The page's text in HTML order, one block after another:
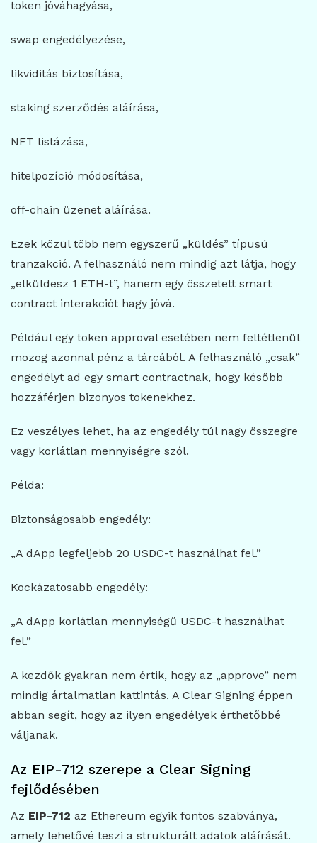
token jóváhagyása,
swap engedélyezése,
likviditás biztosítása,
staking szerződés aláírása,
NFT listázása,
hitelpozíció módosítása,
off-chain üzenet aláírása.
Ezek közül több nem egyszerű „küldés” típusú
tranzakció. A felhasználó nem mindig azt látja, hogy
„elküldesz 1 ETH-t”, hanem egy összetett smart
contract interakciót hagy jóvá.
Például egy token approval esetében nem feltétlenül
mozog azonnal pénz a tárcából. A felhasználó „csak”
engedélyt ad egy smart contractnak, hogy később
hozzáférjen bizonyos tokenekhez.
Ez veszélyes lehet, ha az engedély túl nagy összegre
vagy korlátlan mennyiségre szól.
Példa:
Biztonságosabb engedély:
„A dApp legfeljebb 20 USDC-t használhat fel.”
Kockázatosabb engedély:
„A dApp korlátlan mennyiségű USDC-t használhat
fel.”
A kezdők gyakran nem értik, hogy az „approve” nem
mindig ártalmatlan kattintás. A Clear Signing éppen
abban segít, hogy az ilyen engedélyek érthetőbbé
váljanak.
Az EIP-712 szerepe a Clear Signing
fejlődésében
Az EIP-712 az Ethereum egyik fontos szabványa,
amely lehetővé teszi a strukturált adatok aláírását.